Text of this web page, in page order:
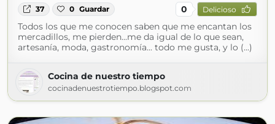
37 0 Guardar 0 Delicioso
Todos los que me conocen saben que me encantan los
mercadillos, me pierden...me da igual de lo que sean,
artesanía, moda, gastronomía... todo me gusta, y lo (...)
Cocina de nuestro tiempo
cocinadenuestrotiempo.blogspot.com